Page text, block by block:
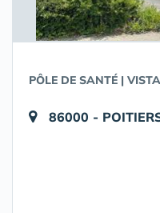
PÔLE DE SANTÉ |
86000 -